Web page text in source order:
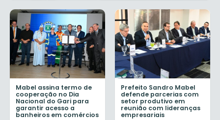
Mabel assina termo de
cooperação no Dia
Nacional do Gari para
garantir acesso a
banheiros em comércios
Prefeito Sandro Mabel
defende parcerias com
setor produtivo em
reunião com lideranças
empresariais